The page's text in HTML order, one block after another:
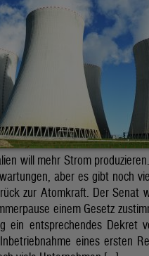
will mehr Strom
aber es gibt noch
zur Atomkraft. Der Senat
einem Gesetz
ein entsprechendes Dekret
eines ersten